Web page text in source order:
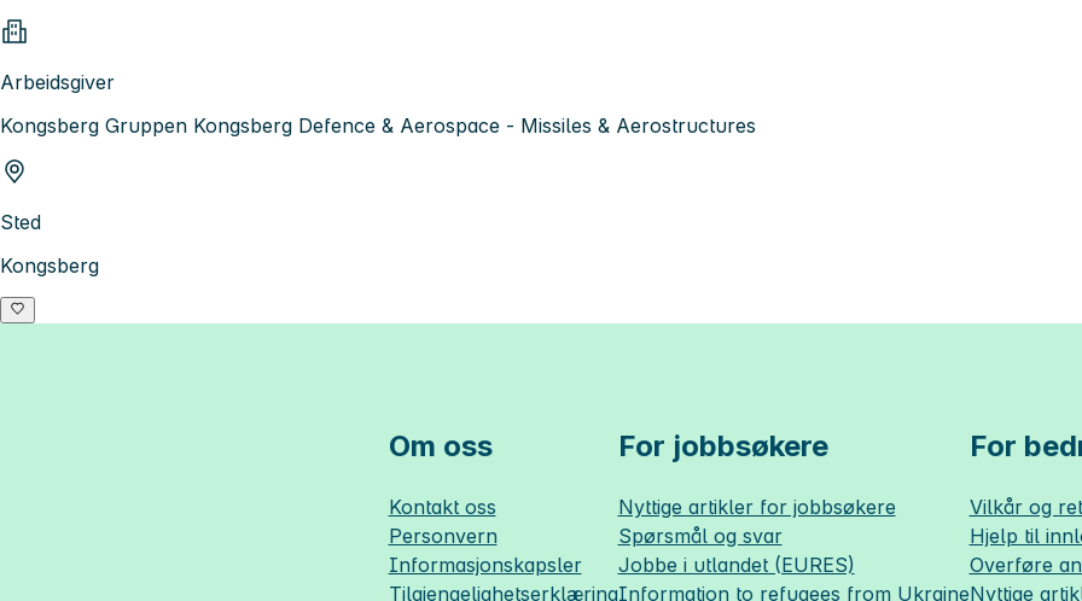
Arbeidsgiver
Kongsberg Gruppen Kongsberg Defence & Aerospace - Missiles & Aerostructures
Sted
Kongsberg
Om oss
Kontakt oss
Personvern
Informasjonskapsler
Tilgjengelighetserklæring
For jobbsøkere
Nyttige artikler for jobbsøkere
Spørsmål og svar
Jobbe i utlandet (EURES)
Information to refugees from Ukraine
For
Vilkår og
Hjelp til
Overføre
Nyttige